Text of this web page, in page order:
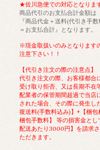
★佐川急便での対応となりま
商品代引のお支払合計金額は
『商品代金＋送料(代引き手
＝お支払合計』となります。
※現金取扱いのみとなります
注意下さい！！
【代引き注文の際の注意点】
代引き注文の際、お客様都合
受け取り拒否、又は長期不在
配業者の保管期間超過で当店
された場合、その際に発生し
復送料(手数料込み)】+【梱包
梱包手数料】 等の損害金とし
配送あたり3000円】を請求
ただきます。